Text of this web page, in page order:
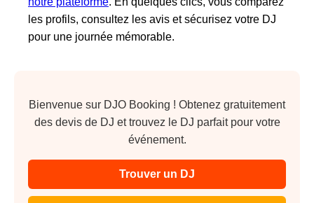
les profils, consultez les avis et sécurisez votre DJ
pour une journée mémorable.
Bienvenue sur DJO Booking ! Obtenez gratuitement
des devis de DJ et trouvez le DJ parfait pour votre
événement.
Trouver un DJ